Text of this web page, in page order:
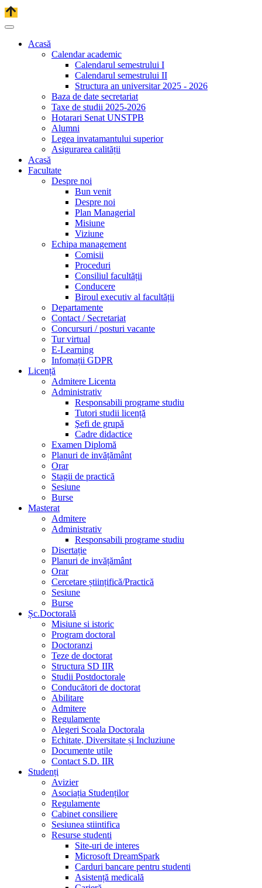
Acasă
Calendar academic
Calendarul semestrului I
Calendarul semestrului II
Structura an universitar 2025 - 2026
Baza de date secretariat
Taxe de studii 2025-2026
Hotarari Senat UNSTPB
Alumni
Legea invatamantului superior
Asigurarea calității
Acasă
Facultate
Despre noi
Bun venit
Despre noi
Plan Managerial
Misiune
Viziune
Echipa management
Comisii
Proceduri
Consiliul facultății
Conducere
Biroul executiv al facultății
Departamente
Contact / Secretariat
Concursuri / posturi vacante
Tur virtual
E-Learning
Infomații GDPR
Licență
Admitere Licenta
Administrativ
Responsabili programe studiu
Tutori studii licență
Şefi de grupă
Cadre didactice
Examen Diplomă
Planuri de invățământ
Orar
Stagii de practică
Sesiune
Burse
Masterat
Admitere
Administrativ
Responsabili programe studiu
Disertație
Planuri de invățământ
Orar
Cercetare științifică/Practică
Sesiune
Burse
Șc.Doctorală
Misiune si istoric
Program doctoral
Doctoranzi
Teze de doctorat
Structura SD IIR
Studii Postdoctorale
Conducători de doctorat
Abilitare
Admitere
Regulamente
Alegeri Scoala Doctorala
Echitate, Diversitate și Incluziune
Documente utile
Contact S.D. IIR
Studenți
Avizier
Asociația Studenților
Regulamente
Cabinet consiliere
Sesiunea stiintifica
Resurse studenti
Site-uri de interes
Microsoft DreamSpark
Carduri bancare pentru studenti
Asistență medicală